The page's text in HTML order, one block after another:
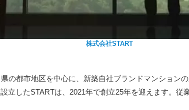
株式会社START
の都市地区を中心に、新築自社ブランドマンション
立したSTARTは、2021年で創立25年を迎えます。従